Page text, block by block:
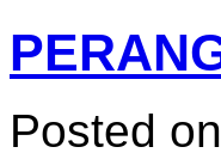
Posted on